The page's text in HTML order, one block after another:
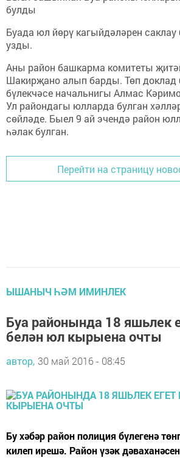
булды
Буада юл йөрү кагыйдәләрен
узды.
Аны район башкарма комитеты
Шакирҗано алып барды. Төп доклад
бүлекчәсе начальнигы Алмас
Ул райондагы юлларда булган
сөйләде. Быел 9 ай эчендә район
һәлак булган.
Перейти на страницу
ЫШАНЫЧ ҺӘМ ИМИНЛЕК
Буа районында 18 яшьлек
белән юл кырыена очты
автор, 30 май 2016 - 08:45
Бу хәбәр район полиция бүлегенә
килеп ирешә. Район үзәк